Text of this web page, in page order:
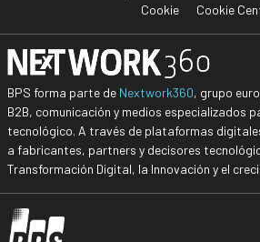
Cookie
Cookie
BPS forma parte de Nextwork360, grupo
B2B, comunicación y medios especializados
tecnológico. A través de plataformas
a fabricantes, partners y decisores
Transformación Digital, la Innovación y el